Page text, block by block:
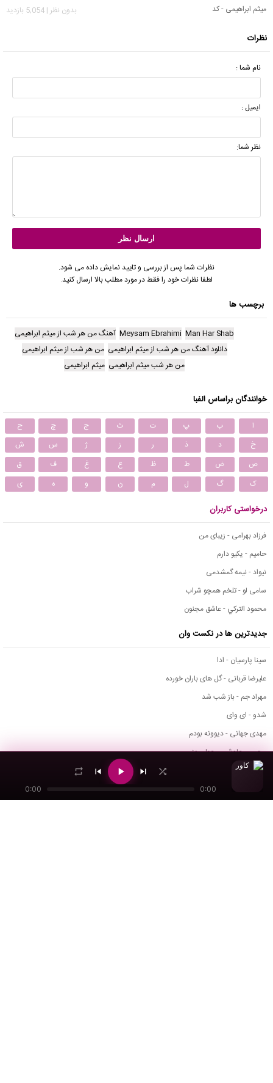
میثم ابراهیمی - کد
بدون نظر | 5,054 بازدید
نظرات
نام شما :
ایمیل :
نظر شما:
نظرات شما پس از بررسی و تایید نمایش داده می شود.
لطفا نظرات خود را فقط در مورد مطلب بالا ارسال کنید.
برچسب ها
Man Har Shab
Meysam Ebrahimi آهنگ من هر شب از میثم ابراهیمی
دانلود آهنگ من هر شب از میثم ابراهیمی من هر شب از میثم ابراهیمی
من هر شب میثم ابراهیمی میثم ابراهیمی
خوانندگان براساس الفبا
ا ب پ ت ث ج چ
ح
خ
د ذ ر ز ژ س
ش
ص
ض ط ظ ع غ ف
ق
ک
گ ل م ن و ه ی
درخواستی کاربران
فرزاد بهرامی - زیبای من
حامیم - یکیو دارم
نیواد - نیمه گمشدمی
سامی لو - تلخم همچو شراب
محمود التركي - عاشق مجنون
جدیدترین ها در نکست وان
سینا پارسیان - ادا
علیرضا قربانی - گل های باران خورده
مهراد جم - باز شب شد
شدو - ای وای
مهدی جهانی - دیوونه بودم
محسن چاوشی - چهل روز
دانلود اپیزود عشق عمیق از دیجی شاهین
یونس فرجام - چشمات
0:00
0:00